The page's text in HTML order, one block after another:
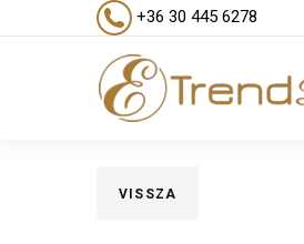
+36 30 445 6278
VISSZA